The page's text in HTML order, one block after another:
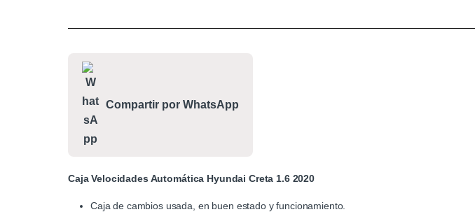
Compartir por WhatsApp
Caja Velocidades Automática Hyundai Creta 1.6 2020
Caja de cambios usada, en buen estado y funcionamiento.